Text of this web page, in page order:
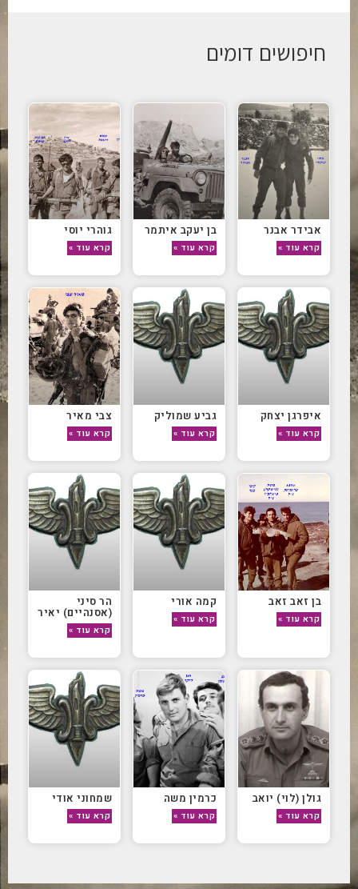
חיפושים דומים
אבידר אבנר
קרא עוד »
בן יעקב איתמר
קרא עוד »
גוהרי יוסי
קרא עוד »
איפרגן יצחק
קרא עוד »
גביע שמוליק
קרא עוד »
צבי מאיר
קרא עוד »
בן זאב זאב
קרא עוד »
קמה אורי
קרא עוד »
הר סיני
(אסנהיים) יאיר
קרא עוד »
גולן (לוי) יואב
קרא עוד »
כרמין משה
קרא עוד »
שמחוני אודי
קרא עוד »